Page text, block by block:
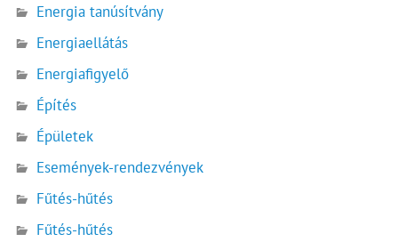
Energia tanúsítvány
Energiaellátás
Energiafigyelő
Építés
Épületek
Események-rendezvények
Fűtés-hűtés
Fűtés-hűtés